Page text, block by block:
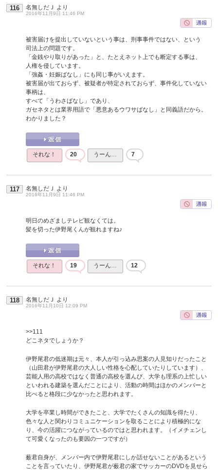
116 名無しだＪ より
2016年11月9日 11:46 PM
被害届けを提出していないという事は、刑事事件ではない、という
司法上の問題です。
「金銭やり取りがあった」と、たとえネット上でも断定する事は、
人権を侵しています。
「強姦・妊娠ばなし」にも同じ事がいえます。
被害届が出ておらず、被疑者が特定されておらず、事件化していない
事柄は、
すべて「うわさばなし」であり、
ガセネタとは業界用語で「悪意あるウワサばなし」と同義語だから。
わかりました？
それな！ 20 うーん… 7
117 名無しだＪ より
2016年11月9日 11:46 PM
明日のめざましテレビ観なくては。
髪を切った伊野尾くんが観れますね♪
それな！ 19 うーん… 12
118 名無しだＪ より
2016年11月10日 12:09 PM
>>111
どこネタでしょうか？
伊野尾君の低迷期は元々、本人が引っ込み思案の人見知りだったこと
（山田君が伊野尾君の大人しい性格を心配していたりしています）、
芸能人用の高校ではなく普通の高校を選んび、大学も理系の上忙しい
といわれる建築を選んだことにより、活動の時間はほかのメンバーと
比べると格段に少なかったと思われます。
大学を卒業し時間ができたこと、大学でたくさんの知識を得たり、
色々な人と関わりコミュニケーションを取ることにより積極的にな
り、今の活躍につながっているのではと思われます。（イメチェンし
て可愛くなったのも要因の一つですが）
薮君自身が、メンバー内で伊野尾君にしか話せないことがあるという
ことを言っていたり、伊野尾君が薮君の家でサッカーのDVDを見せら